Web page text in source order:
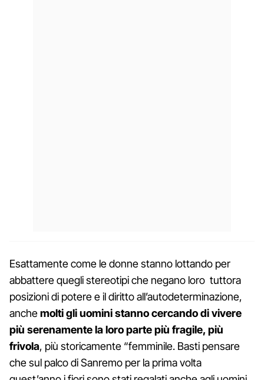
Esattamente come le donne stanno lottando per
abbattere quegli stereotipi che negano loro tuttora
posizioni di potere e il diritto all’autodeterminazione,
anchemolti gli uomini stanno cercando di vivere
più serenamente la loro parte più fragile, più
frivola, più storicamente “femminile. Basti pensare
che sul palco di Sanremo per la prima volta